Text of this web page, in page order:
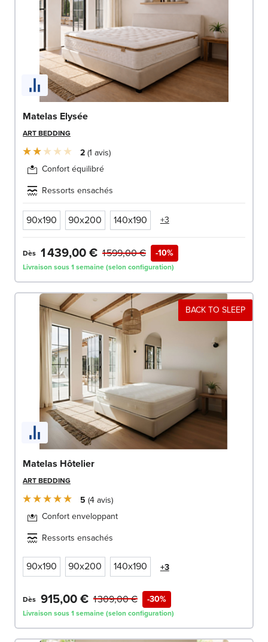
Matelas Elysée
ART BEDDING
2 1 avis
Confort équilibré
Ressorts ensachés
90x190 90x200 140x190 +3
Dès 1 439,00 € -10%
1 599,00 €
Livraison sous 1 semaine (selon configuration)
BACK TO SLEEP
Matelas Hôtelier
ART BEDDING
5 4avis
Confort enveloppant
Ressorts ensachés
90x190 90x200 140x190 +3
Dès 915,00 € -30%
1 309,00 €
Livraison sous 1 semaine (selon configuration)